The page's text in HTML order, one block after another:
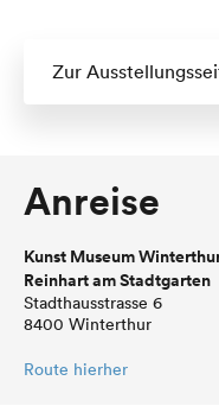
Zur
Anreise
Kunst Museum
Reinhart am Stadtgarten
Stadthausstrasse 6
8400 Winterthur
Route hierher